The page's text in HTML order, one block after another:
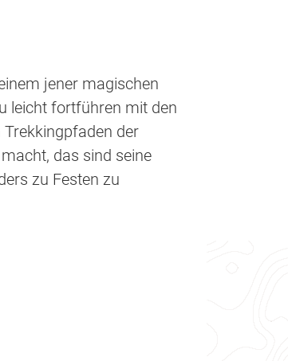
jener magischen
leicht fortführen mit den
der
das sind seine
zu Festen zu